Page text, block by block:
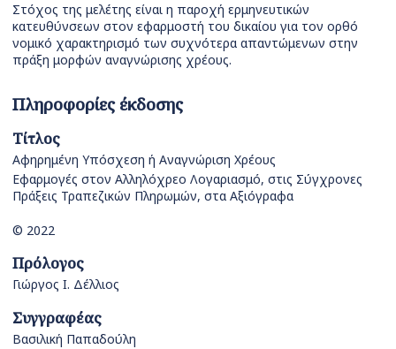
Στόχος της μελέτης είναι η παροχή ερμηνευτικών
κατευθύνσεων στον εφαρμοστή του δικαίου για τον ορθό
νομικό χαρακτηρισμό των συχνότερα απαντώμενων στην
πράξη μορφών αναγνώρισης χρέους.
Πληροφορίες έκδοσης
Τίτλος
Αφηρημένη Υπόσχεση ή Αναγνώριση Χρέους
Εφαρμογές στον Αλληλόχρεο Λογαριασμό, στις Σύγχρονες
Πράξεις Τραπεζικών Πληρωμών, στα Αξιόγραφα
© 2022
Πρόλογος
Γιώργος Ι. Δέλλιος
Συγγραφέας
Βασιλική Παπαδούλη